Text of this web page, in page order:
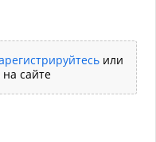
или
на сайте